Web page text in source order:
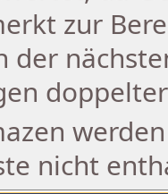
zur
der
nicht